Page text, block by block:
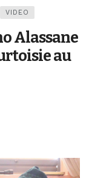
VIDEO
Alassane
au